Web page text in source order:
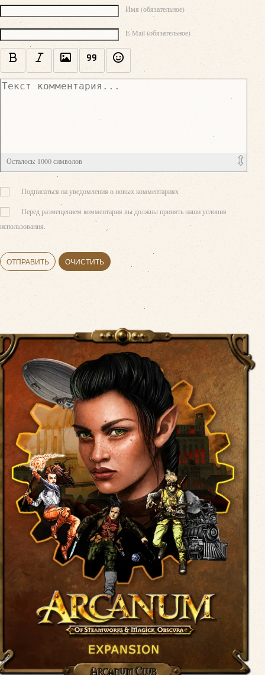
Имя (обязательное)
E-Mail (обязательное)
Текст комментария
Осталось: 1000символов
Подписаться на уведомления о новых комментариях
Перед размещением комментария вы должны принять наши условия
использования.
ОТПРАВИТЬ ОЧИСТИТЬ